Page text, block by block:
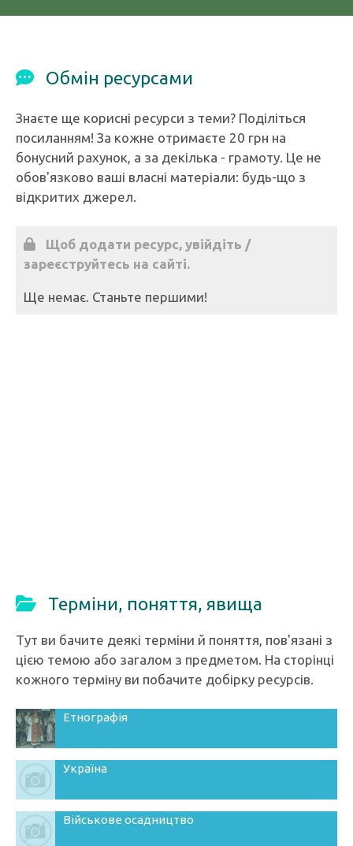
Обмін ресурсами
Знаєте ще корисні ресурси з теми? Поділіться
посиланням! За кожне отримаєте 20 грн на
бонусний рахунок, а за декілька - грамоту. Це не
обов'язково ваші власні матеріали: будь-що з
відкритих джерел.
Щоб додати ресурс, увійдіть /
зареєструйтесь на сайті.
Ще немає. Станьте першими!
Терміни, поняття, явища
Тут ви бачите деякі терміни й поняття, пов'язані з
цією темою або загалом з предметом. На сторінці
кожного терміну ви побачите добірку ресурсів.
Етнографія
Україна
Військове осадництво